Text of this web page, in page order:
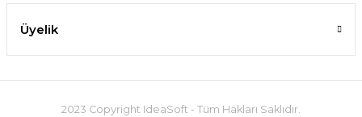
Üyelik
2023 Copyright IdeaSoft - Tüm Hakları Saklıdır.